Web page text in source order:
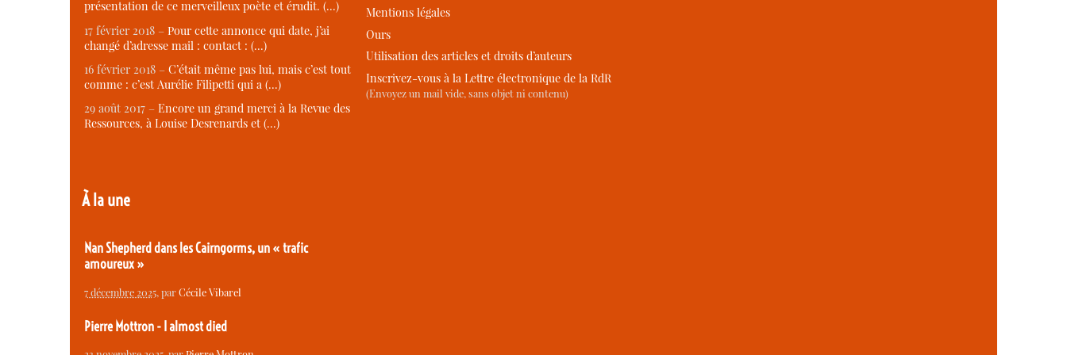
présentation de ce merveilleux poète et érudit. (…)
17 février 2018 – Pour cette annonce qui date, j’ai
changé d’adresse mail : contact : (…)
16 février 2018 – C’était même pas lui, mais c’est tout
comme : c’est Aurélie Filipetti qui a (…)
29 août 2017 – Encore un grand merci à la Revue des
Ressources, à Louise Desrenards et (…)
À la une
Nan Shepherd dans les Cairngorms, un « trafic
amoureux »
7 décembre 2025, parCécile Vibarel
Pierre Mottron - I almost died
Mentions légales
Ours
Utilisation des articles et droits d’auteurs
Inscrivez-vous à la Lettre électronique de la RdR
(Envoyez un mail vide, sans objet ni contenu)